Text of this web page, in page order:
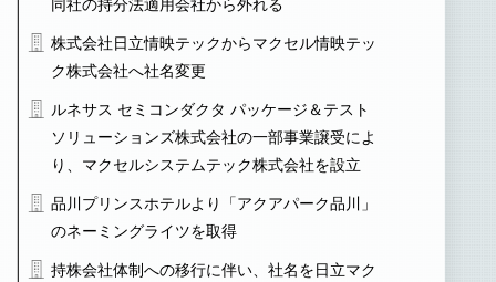
株式会社日立情映テックからマクセル情映テッ
ク株式会社へ社名変更
ルネサス セミコンダクタ パッケージ＆テスト
ソリューションズ株式会社の一部事業譲受によ
り、マクセルシステムテック株式会社を設立
品川プリンスホテルより「アクアパーク品川」
のネーミングライツを取得
持株会社体制への移行に伴い、社名を日立マク